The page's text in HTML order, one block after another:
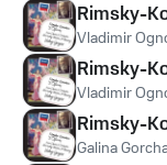
Rimsky-
Vladimir
Rimsky-
Vladimir
Rimsky-
Galina